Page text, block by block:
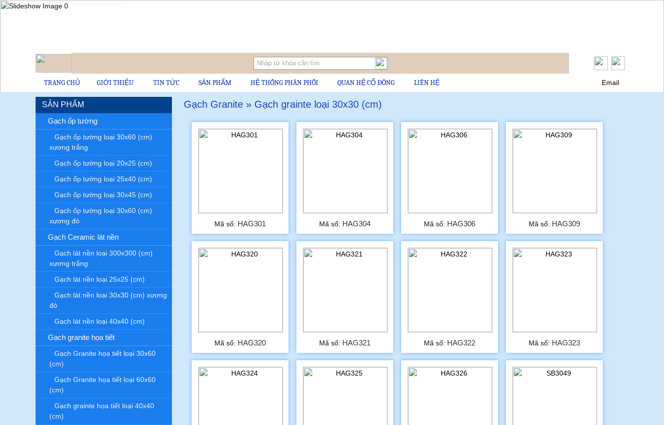
TRANG CHỦ GIỚI THIỆU TIN TỨC SẢN PHẨM HỆ THỐNG PHÂN PHỐI QUAN HỆ CỔ ĐÔNG LIÊN HỆ Email
SẢN PHẨM
Gạch ốp tường
Gạch ốp tường loại 30x60 (cm)
xương trắng
Gạch ốp tường loại 20x25 (cm)
Gạch ốp tường loại 25x40 (cm)
Gạch ốp tường loại 30x45 (cm)
Gạch ốp tường loại 30x60 (cm)
xương đỏ
Gạch Ceramic lát nền
Gạch lát nền loại 300x300 (cm)
xương trắng
Gạch lát nền loại 25x25 (cm)
Gạch lát nền loại 30x30 (cm) xương
đỏ
Gạch lát nền loại 40x40 (cm)
Gạch granite họa tiết
Gạch Granite họa tiết loại 30x60
(cm)
Gạch Granite họa tiết loại 60x60
(cm)
Gạch grainte họa tiết loại 40x40
(cm)
Gạch Granite » Gạch grainte loại 30x30 (cm)
Mã số: HAG301 Mã số: HAG304 Mã số: HAG306 Mã số: HAG309
Mã số: HAG320 Mã số: HAG321 Mã số: HAG322 Mã số: HAG323